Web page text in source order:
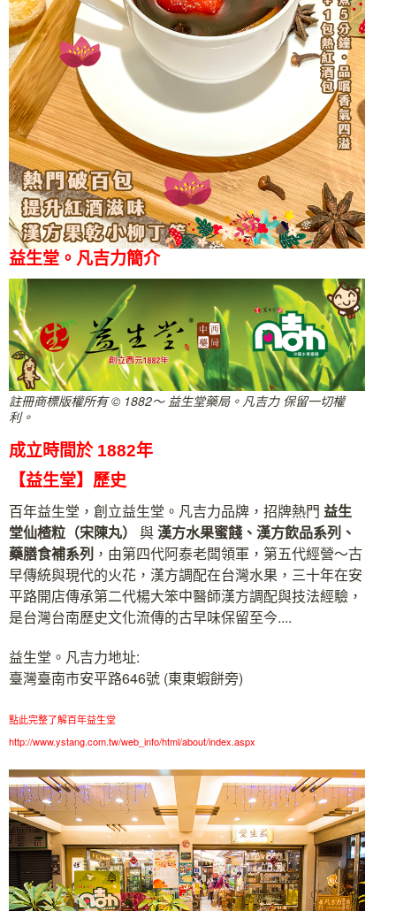
益生堂。凡吉力簡介
註冊商標版權所有 © 1882～ 益生堂藥局。凡吉力 保留一切權
利。
成立時間於 1882年
【益生堂】歷史
百年益生堂，創立益生堂。凡吉力品牌，招牌熱門 益生
堂仙楂粒（宋陳丸） 與漢方水果蜜餞、漢方飲品系列、
藥膳食補系列 ，由第四代阿泰老闆領軍，第五代經營～古
早傳統與現代的火花，漢方調配在台灣水果，三十年在安
平路開店傳承第二代楊大笨中醫師漢方調配與技法經驗，
是台灣台南歷史文化流傳的古早味保留至今....
益生堂。凡吉力地址:
臺灣臺南市安平路646號 (東東蝦餅旁)
點此完整了解百年益生堂
http://www.ystang.com.tw/web_info/html/about/index.aspx